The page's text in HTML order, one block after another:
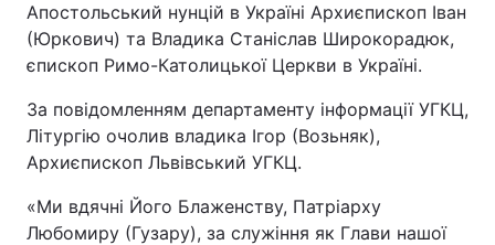
Головна Війна
Україна Політика
Апостольський нунцій в Україні Архиєпископ Іван
(Юркович) та Владика Станіслав Широкорадюк,
єпископ Римо-Католицької Церкви в Україні.
За повідомленням департаменту інформації УГКЦ,
Літургію очолив владика Ігор (Возьняк),
Архиєпископ Львівський УГКЦ.
«Ми вдячні Його Блаженству, Патріарху
Любомиру (Гузару), за служіння як Глави нашої